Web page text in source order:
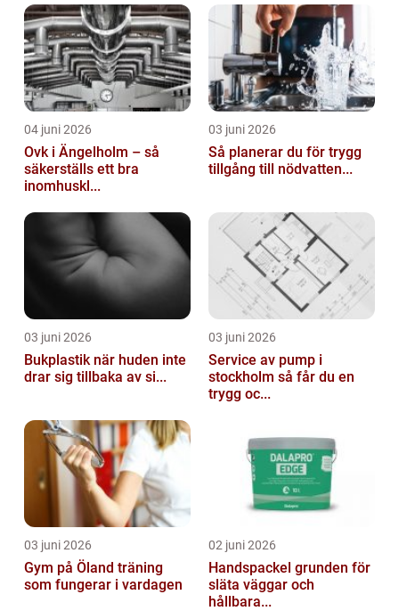
04 juni 2026
Ovk i Ängelholm – så
säkerställs ett bra
inomhuskl...
03 juni 2026
Så planerar du för trygg
tillgång till nödvatten...
03 juni 2026
Bukplastik när huden inte
drar sig tillbaka av si...
03 juni 2026
Service av pump i
stockholm så får du en
trygg oc...
03 juni 2026
Gym på Öland träning
som fungerar i vardagen
02 juni 2026
Handspackel grunden för
släta väggar och
hållbara...